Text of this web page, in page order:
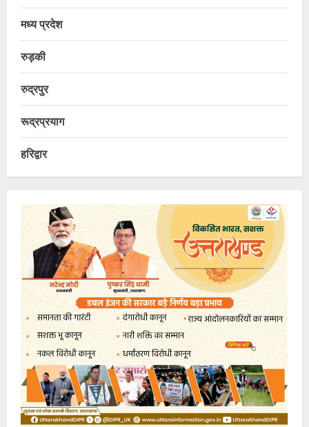
मध्य प्रदेश
रुड़की
रुद्रपुर
रूद्रप्रयाग
हरिद्वार